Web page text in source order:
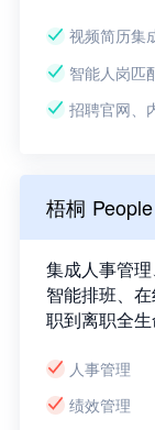
视频简历集
智能人岗匹
招聘官网、
梧桐 People
集成人事管理
智能排班、
职到离职全
人事管理
绩效管理